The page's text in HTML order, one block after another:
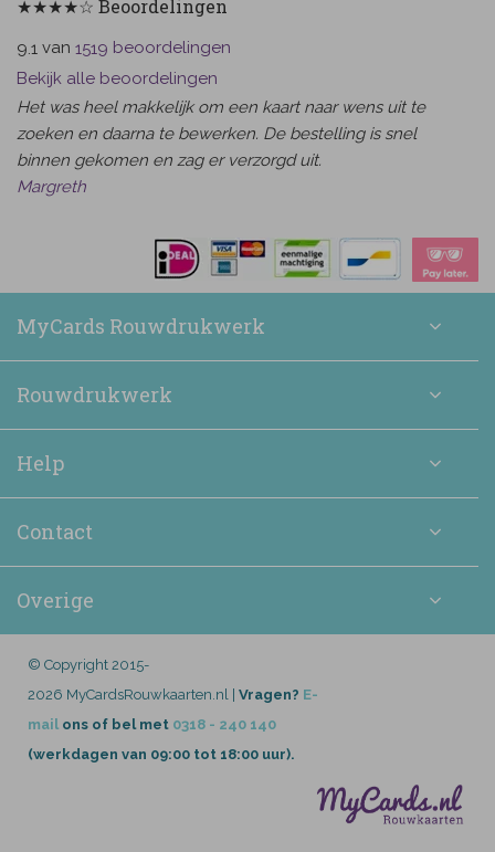
★★★★☆ Beoordelingen
9.1 van 1519 beoordelingen
Bekijk alle beoordelingen
Het was heel makkelijk om een kaart naar wens uit te
zoeken en daarna te bewerken. De bestelling is snel
binnen gekomen en zag er verzorgd uit.
Margreth
MyCards Rouwdrukwerk
Rouwdrukwerk
Help
Contact
Overige
© Copyright 2015-
2026 MyCardsRouwkaarten.nl | Vragen? E-
mail ons of bel met 0318 - 240 140
(werkdagen van 09:00 tot 18:00 uur).